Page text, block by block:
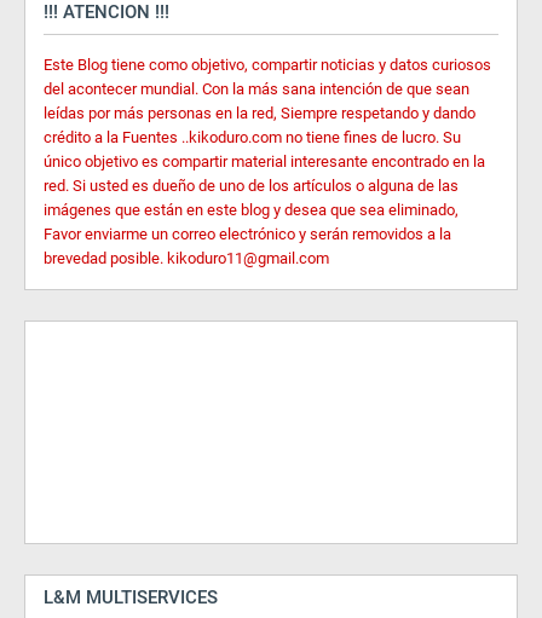
!!! ATENCION !!!
Este Blog tiene como objetivo, compartir noticias y datos curiosos
del acontecer mundial. Con la más sana intención de que sean
leídas por más personas en la red, Siempre respetando y dando
crédito a la Fuentes ..kikoduro.com no tiene fines de lucro. Su
único objetivo es compartir material interesante encontrado en la
red. Si usted es dueño de uno de los artículos o alguna de las
imágenes que están en este blog y desea que sea eliminado,
Favor enviarme un correo electrónico y serán removidos a la
brevedad posible. kikoduro11@gmail.com
L&M MULTISERVICES